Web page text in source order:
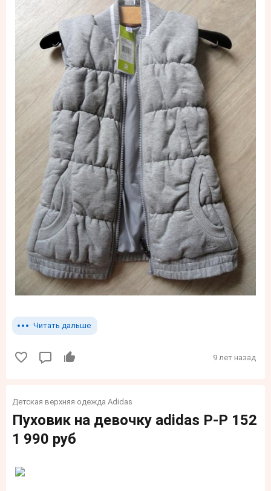
Читать дальше
9 лет назад
Детская верхняя одежда Adidas
Пуховик на девочку adidas P-P 152
1 990 руб